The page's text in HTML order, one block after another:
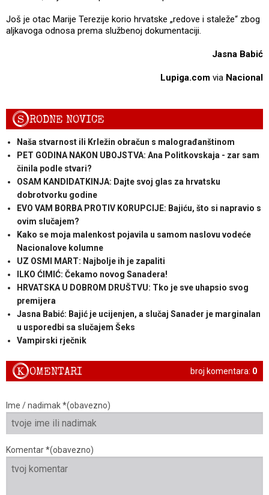
Još je otac Marije Terezije korio hrvatske „redove i staleže“ zbog
aljkavoga odnosa prema službenoj dokumentaciji.
Jasna Babić
Lupiga.com via Nacional
SRODNE NOVICE
Naša stvarnost ili Krležin obračun s malograđanštinom
PET GODINA NAKON UBOJSTVA: Ana Politkovskaja - zar sam
činila podle stvari?
OSAM KANDIDATKINJA: Dajte svoj glas za hrvatsku
dobrotvorku godine
EVO VAM BORBA PROTIV KORUPCIJE: Bajiću, što si napravio s
ovim slučajem?
Kako se moja malenkost pojavila u samom naslovu vodeće
Nacionalove kolumne
UZ OSMI MART: Najbolje ih je zapaliti
ILKO ĆIMIĆ: Čekamo novog Sanadera!
HRVATSKA U DOBROM DRUŠTVU: Tko je sve uhapsio svog
premijera
Jasna Babić: Bajić je ucijenjen, a slučaj Sanader je marginalan
u usporedbi sa slučajem Šeks
Vampirski rječnik
broj komentara: 0
KOMENTARI
Ime / nadimak *(obavezno)
Komentar *(obavezno)